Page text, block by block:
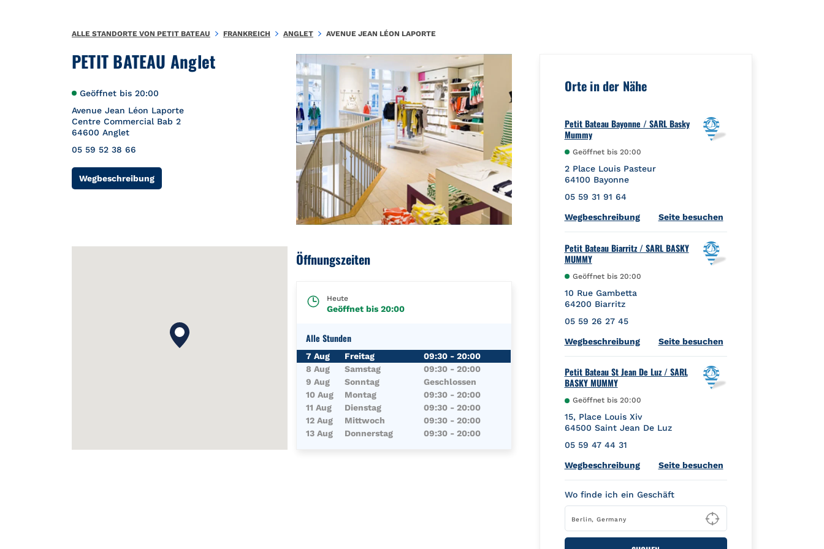
PETIT BATEAU Anglet
Geöffnet bis 20:00
Avenue Jean Léon Laporte
Centre Commercial Bab 2
64600 Anglet
05 59 52 38 66
WegbeschreibungLink Opens in New Tab
Öffnungszeiten
Heute
Geöffnet bis20:00
Alle Stunden
Wochentag Öffnungszeiten
7 Aug Freitag 09:30 -20:00
8 Aug
Samstag 09:30 -20:00
9 Aug
Sonntag
Geschlossen
10 Aug
Montag 09:30 -20:00
11 Aug
Dienstag 09:30 -20:00
12 Aug
Mittwoch 09:30 -20:00
13 Aug
Donnerstag 09:30 -20:00
Orte in der Nähe
Petit Bateau Bayonne / SARL Basky
Mummy
Geöffnet bis 20:00
2 Place Louis Pasteur
64100 Bayonne
05 59 31 91 64
WegbeschreibungLink Opens in New Tab
Seite besuchen
Petit Bateau Biarritz / SARL BASKY
MUMMY
Geöffnet bis 20:00
10 Rue Gambetta
64200 Biarritz
05 59 26 27 45
WegbeschreibungLink Opens in New Tab
Seite besuchen
Petit Bateau St Jean De Luz / SARL
BASKY MUMMY
Geöffnet bis 20:00
15, Place Louis Xiv
64500 Saint Jean De Luz
05 59 47 44 31
WegbeschreibungLink Opens in New Tab
Seite besuchen
Wo finde ich ein Geschäft
Type to begin
ALLE STANDORTE VON PETIT BATEAU FRANKREICH ANGLET AVENUE JEAN LÉON LAPORTE